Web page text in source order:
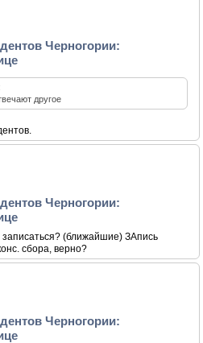
Черногории:
другое
Черногории:
(ближайшие) ЗАпись
сбора, верно?
Черногории: